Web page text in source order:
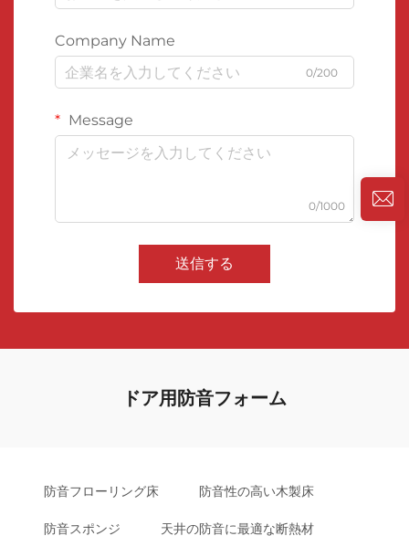
Company Name
0/200
Message
0/1000
送信する
ドア用防音フォーム
防音フローリング床 防音性の高い木製床
防音スポンジ 天井の防音に最適な断熱材